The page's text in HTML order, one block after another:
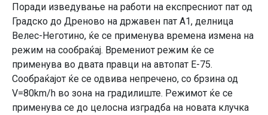
Поради изведување на работи на експресниот пат од
Градско до Дреново на државен пат А1, делница
Велес-Неготино, ќе се применува времена измена на
режим на сообраќај. Времениот режим ќе се
применува во двата правци на автопат Е-75.
Сообраќајот ќе се одвива непречено, со брзина од
V=80km/h во зона на градилиште. Режимот ќе се
применува се до целосна изградба на новата клучка